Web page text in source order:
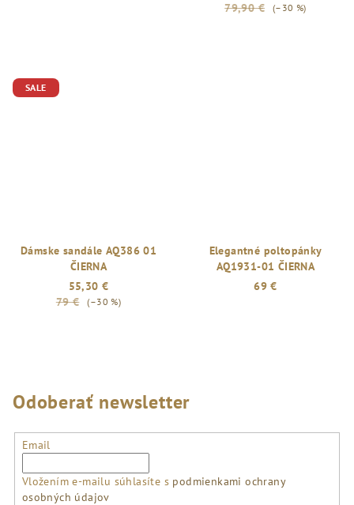
79,90 €
(–30 %)
SALE
Dámske sandále AQ386 01
ČIERNA
55,30 €
79 €
(–30 %)
Elegantné poltopánky
AQ1931-01 ČIERNA
69 €
Odoberať newsletter
Email
Vložením e-mailu súhlasíte s podmienkami ochrany
osobných údajov